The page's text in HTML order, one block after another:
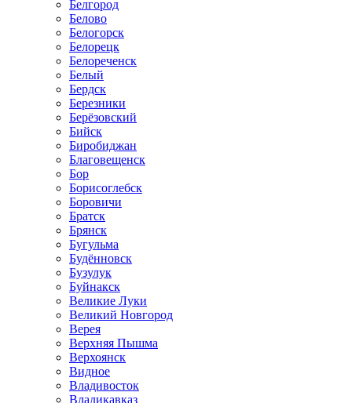
Белгород
Белово
Белогорск
Белорецк
Белореченск
Белый
Бердск
Березники
Берёзовский
Бийск
Биробиджан
Благовещенск
Бор
Борисоглебск
Боровичи
Братск
Брянск
Бугульма
Будённовск
Бузулук
Буйнакск
Великие Луки
Великий Новгород
Верея
Верхняя Пышма
Верхоянск
Видное
Владивосток
Владикавказ